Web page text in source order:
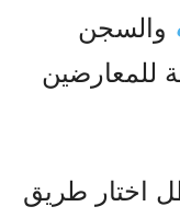
والسجن
للمعارضين
اختار طريق